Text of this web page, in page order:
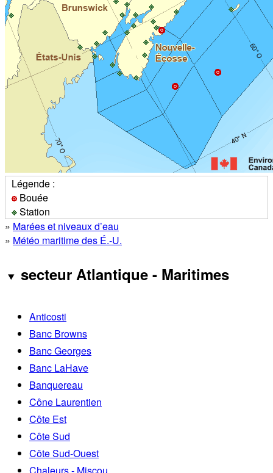
Légende :
Bouée
Station
» Marées et niveaux d’eau
» Météo maritime des É.-U.
secteur Atlantique - Maritimes
Anticosti
Banc Browns
Banc Georges
Banc LaHave
Banquereau
Cône Laurentien
Côte Est
Côte Sud
Côte Sud-Ouest